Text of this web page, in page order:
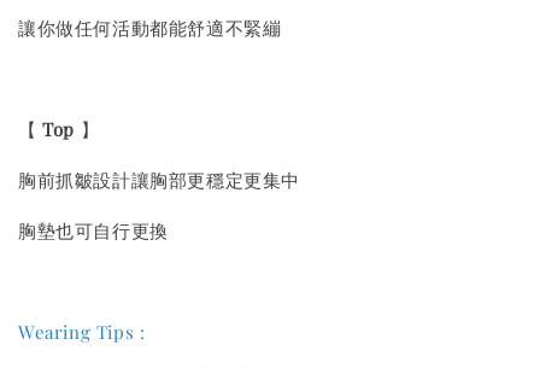
讓你做任何活動都能舒適不緊繃
【Top 】
胸前抓皺設計讓胸部更穩定更集中
胸墊也可自行更換
Wearing Tips :